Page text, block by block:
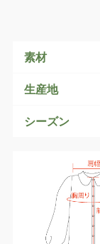
素材
生産地
シーズン